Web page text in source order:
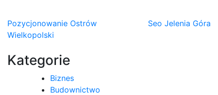
Nawigacja
wpisu
Pozycjonowanie Ostrów
Wielkopolski
Seo Jelenia Góra
Kategorie
Biznes
Budownictwo